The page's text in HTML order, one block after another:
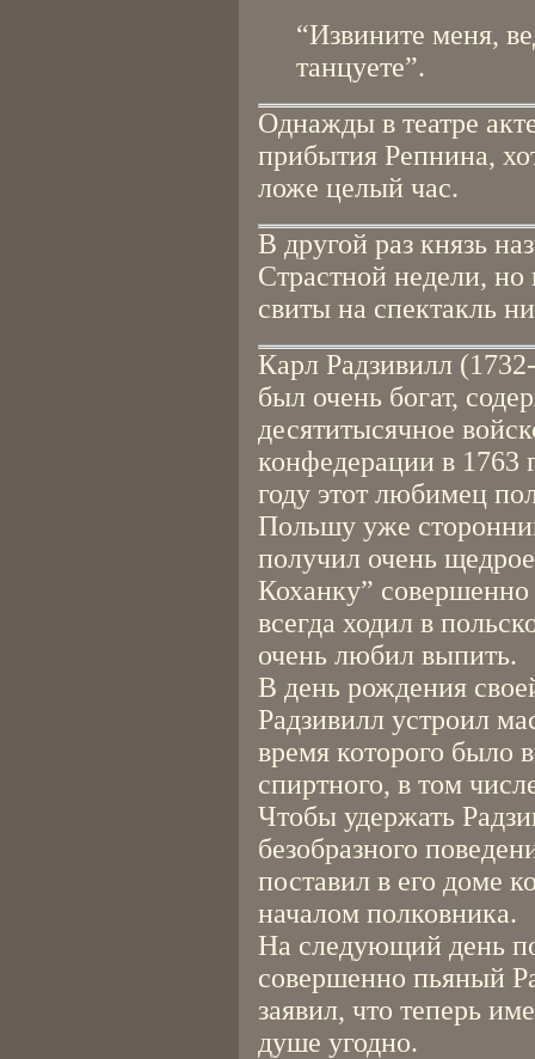
“Извините меня,
танцуете”.
Однажды в театре
прибытия Репнина,
ложе целый час.
В другой раз князь
Страстной недели, но
свиты на спектакль
Карл Радзивилл
был очень богат,
десятитысячное
конфедерации в 1763
году этот любимец
Польшу уже
получил очень
Коханку”
всегда ходил в
очень любил выпить.
В день рождения
Радзивилл устроил
время которого было
спиртного, в том
Чтобы удержать
безобразного
поставил в его доме
началом полковника.
На следующий день
совершенно пьяный
заявил, что теперь
душе угодно.